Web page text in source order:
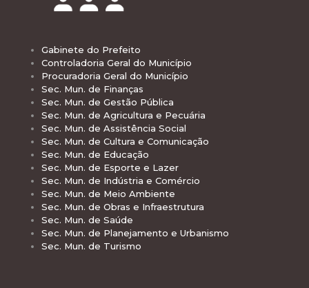
Gabinete do Prefeito
Controladoria Geral do Município
Procuradoria Geral do Município
Sec. Mun. de Finanças
Sec. Mun. de Gestão Pública
Sec. Mun. de Agricultura e Pecuária
Sec. Mun. de Assistência Social
Sec. Mun. de Cultura e Comunicação
Sec. Mun. de Educação
Sec. Mun. de Esporte e Lazer
Sec. Mun. de Indústria e Comércio
Sec. Mun. de Meio Ambiente
Sec. Mun. de Obras e Infraestrutura
Sec. Mun. de Saúde
Sec. Mun. de Planejamento e Urbanismo
Sec. Mun. de Turismo